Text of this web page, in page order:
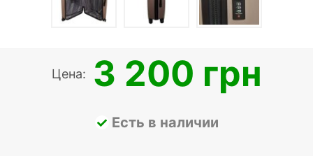
Цена: 3 200 грн
Есть в наличии